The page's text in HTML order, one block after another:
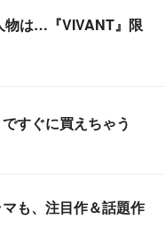
物は…『VIVANT』限
すぐに買えちゃう
も、注目作＆話題作